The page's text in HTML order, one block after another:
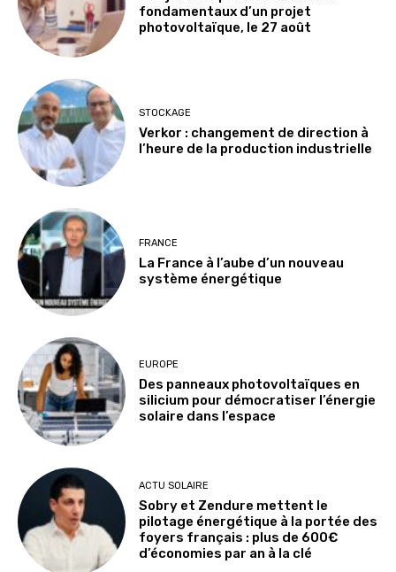
fondamentaux d’un projet
photovoltaïque, le 27 août
STOCKAGE
Verkor : changement de direction à
l’heure de la production industrielle
FRANCE
La France à l’aube d’un nouveau
système énergétique
EUROPE
Des panneaux photovoltaïques en
silicium pour démocratiser l’énergie
solaire dans l’espace
ACTU SOLAIRE
Sobry et Zendure mettent le
pilotage énergétique à la portée des
foyers français : plus de 600€
d’économies par an à la clé